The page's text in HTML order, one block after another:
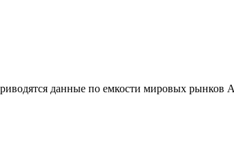
данные по емкости мировых рынков